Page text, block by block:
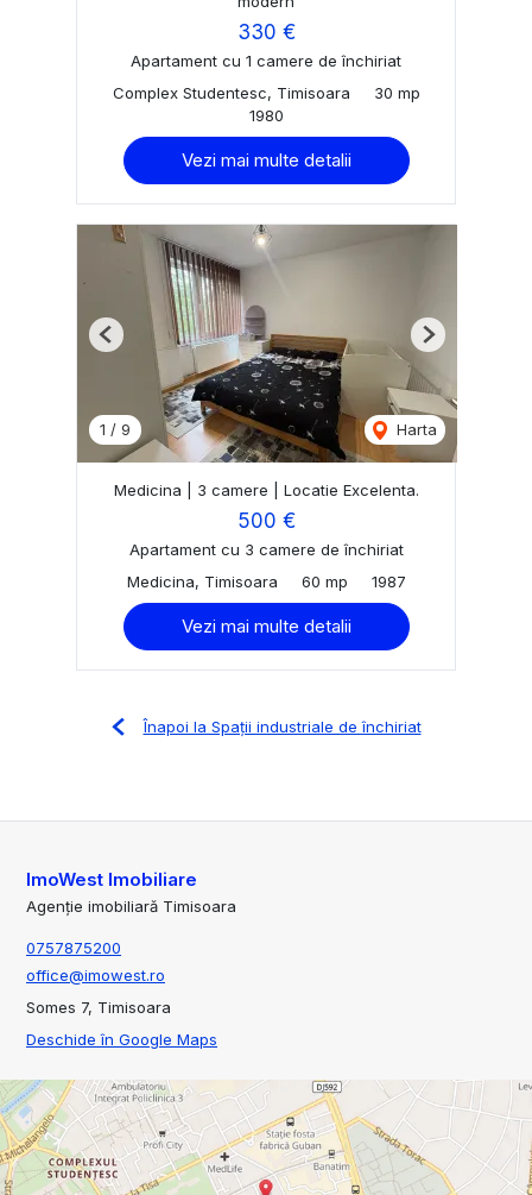
330 €
Apartament cu 1 camere de închiriat
Complex Studentesc, Timisoara
30 mp
1980
Vezi mai multe detalii
1 / 9 Harta
Previous Next
Medicina | 3 camere | Locatie Excelenta.
500 €
Apartament cu 3 camere de închiriat
Medicina, Timisoara
60 mp 1987
Vezi mai multe detalii
Înapoi la Spații industriale de închiriat
ImoWest Imobiliare
Agenție imobiliară Timisoara
0757875200
office@imowest.ro
Somes 7, Timisoara
Deschide în Google Maps